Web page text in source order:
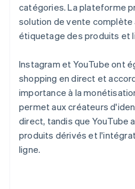
catégories. La plateforme
solution de vente
étiquetage des produits et
Instagram et YouTube ont
shopping en direct et
importance à la
permet aux créateurs
direct, tandis que YouTube
produits dérivés et
ligne.